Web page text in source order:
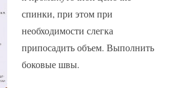
спинки, при этом при
необходимости слегка
припосадить объем. Выполнить
боковые швы.